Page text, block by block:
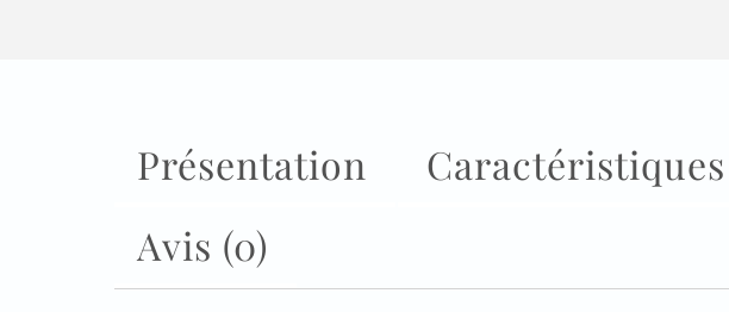
Présentation
Avis (0)